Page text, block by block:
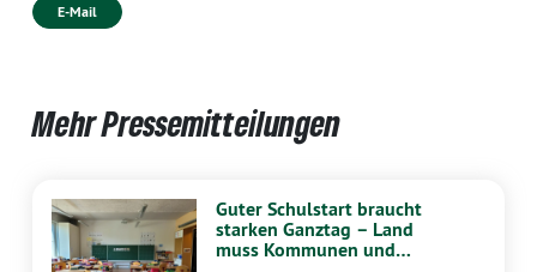
E-Mail
Mehr Pressemitteilungen
Guter Schulstart braucht
starken Ganztag – Land
muss Kommunen und